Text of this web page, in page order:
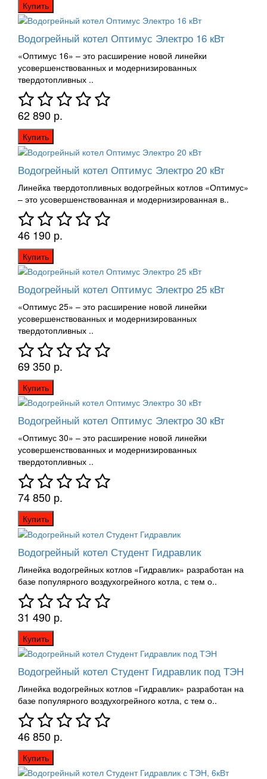
Купить
Водогрейный котел Оптимус Электро 16 кВт
«Оптимус 16» – это расширение новой линейки
усовершенствованных и модернизированных
твердотопливных ..
62 890 р.
Купить
Водогрейный котел Оптимус Электро 20 кВт
Линейка твердотопливных водогрейных котлов «Оптимус»
– это усовершенствованная и модернизированная в..
46 190 р.
Купить
Водогрейный котел Оптимус Электро 25 кВт
«Оптимус 25» – это расширение новой линейки
усовершенствованных и модернизированных
твердотопливных ..
69 350 р.
Купить
Водогрейный котел Оптимус Электро 30 кВт
«Оптимус 30» – это расширение новой линейки
усовершенствованных и модернизированных
твердотопливных ..
74 850 р.
Купить
Водогрейный котел Студент Гидравлик
Линейка водогрейных котлов «Гидравлик» разработан на
базе популярного воздухогрейного котла, с тем о..
31 490 р.
Купить
Водогрейный котел Студент Гидравлик под ТЭН
Линейка водогрейных котлов «Гидравлик» разработан на
базе популярного воздухогрейного котла, с тем о..
46 850 р.
Купить